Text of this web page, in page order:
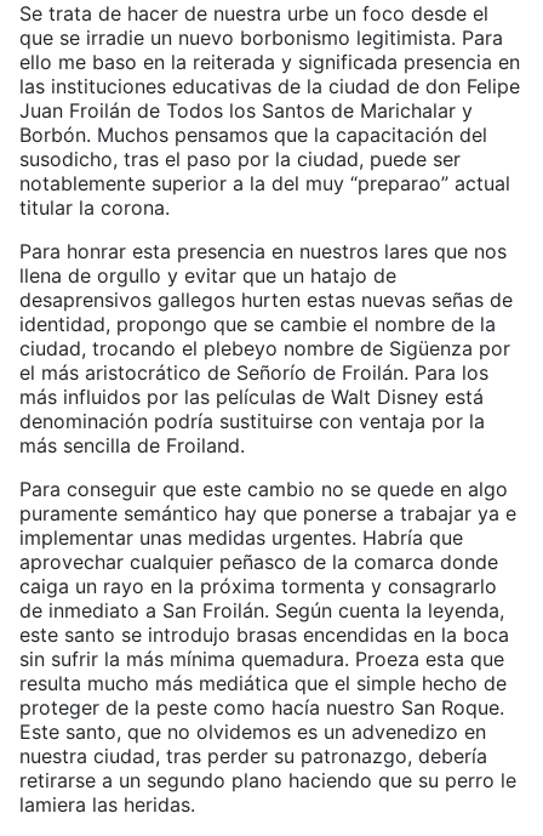
Se trata de hacer de nuestra urbe un foco desde el
que se irradie un nuevo borbonismo legitimista. Para
ello me baso en la reiterada y significada presencia en
las instituciones educativas de la ciudad de don Felipe
Juan Froilán de Todos los Santos de Marichalar y
Borbón. Muchos pensamos que la capacitación del
susodicho, tras el paso por la ciudad, puede ser
notablemente superior a la del muy “preparao” actual
titular la corona.
Para honrar esta presencia en nuestros lares que nos
llena de orgullo y evitar que un hatajo de
desaprensivos gallegos hurten estas nuevas señas de
identidad, propongo que se cambie el nombre de la
ciudad, trocando el plebeyo nombre de Sigüenza por
el más aristocrático de Señorío de Froilán. Para los
más influidos por las películas de Walt Disney está
denominación podría sustituirse con ventaja por la
más sencilla de Froiland.
Para conseguir que este cambio no se quede en algo
puramente semántico hay que ponerse a trabajar ya e
implementar unas medidas urgentes. Habría que
aprovechar cualquier peñasco de la comarca donde
caiga un rayo en la próxima tormenta y consagrarlo
de inmediato a San Froilán. Según cuenta la leyenda,
este santo se introdujo brasas encendidas en la boca
sin sufrir la más mínima quemadura. Proeza esta que
resulta mucho más mediática que el simple hecho de
proteger de la peste como hacía nuestro San Roque.
Este santo, que no olvidemos es un advenedizo en
nuestra ciudad, tras perder su patronazgo, debería
retirarse a un segundo plano haciendo que su perro le
lamiera las heridas.